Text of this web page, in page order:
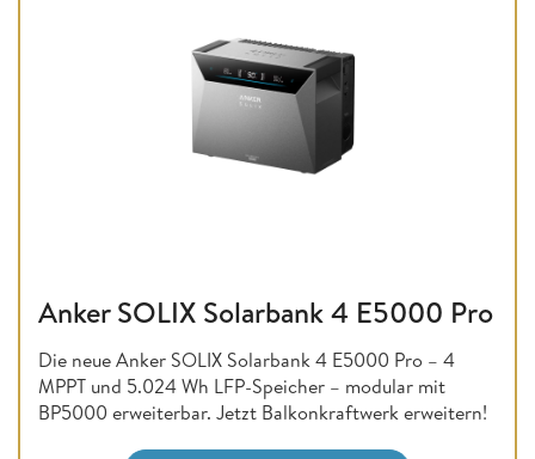
Anker SOLIX Solarbank 4 E5000 Pro
Die neue Anker SOLIX Solarbank 4 E5000 Pro – 4
MPPT und 5.024 Wh LFP-Speicher – modular mit
BP5000 erweiterbar. Jetzt Balkonkraftwerk erweitern!